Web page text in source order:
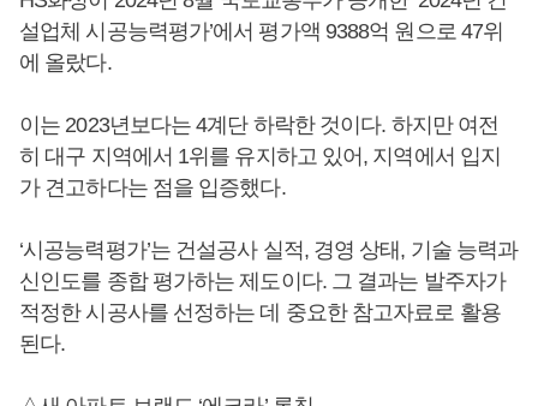
설업체 시공능력평가’에서 평가액 9388억 원으로 47위
에 올랐다.
이는 2023년보다는 4계단 하락한 것이다. 하지만 여전
히 대구 지역에서 1위를 유지하고 있어, 지역에서 입지
가 견고하다는 점을 입증했다.
‘시공능력평가’는 건설공사 실적, 경영 상태, 기술 능력과
신인도를 종합 평가하는 제도이다. 그 결과는 발주자가
적정한 시공사를 선정하는 데 중요한 참고자료로 활용
된다.